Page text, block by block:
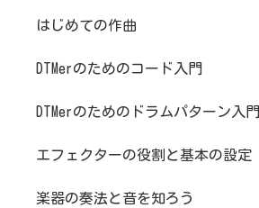
はじめての作曲
DTMerのためのコード入門
DTMerのためのドラムパターン入門
エフェクターの役割と基本の設定
楽器の奏法と音を知ろう